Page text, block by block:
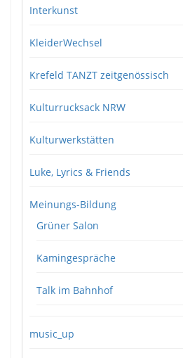
Interkunst
KleiderWechsel
Krefeld TANZT zeitgenössisch
Kulturrucksack NRW
Kulturwerkstätten
Luke, Lyrics & Friends
Meinungs-Bildung
Grüner Salon
Kamingespräche
Talk im Bahnhof
music_up